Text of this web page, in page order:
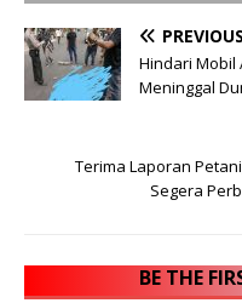
PREVIOUS
Hindari Mobil
Meninggal
Terima Laporan
Segera
BE THE